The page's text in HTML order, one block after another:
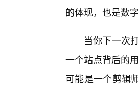
的体现，也是数
当你下一次
一个站点背后的
可能是一个剪辑